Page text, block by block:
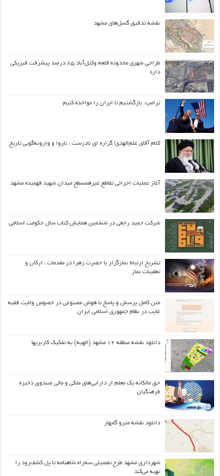
نقشه تدقیق گسل‌های مشهد
طراحی شهری محدوده قلعه وکیل‌آباد ۸۵ درصد پیشرفت فیزیکی
دارد
ترامپ: بازگشتیم تا ایران را مواخذه کنیم
کلام آقای علم‌الهدی! گزاره ای نادرست ، ناروا و وارونه‌گویی تاریخ
آغاز عملیات اجرائی تقاطع غیرهمسطح میدان شهید فهمیده مشهد
شرکت حمید رابعی در ششمین همایش کتاب سال حکومت اسلامی
تشریح ارتباط نمازگزار با حضرت زهرا در مقدمات ، ارکان و
تعقیبات نماز
متن کامل پرسش و پاسخ با هوش مصنوعی در خصوص ولایت فقیه
غایب در نظام جمهوری اسلامی ایران
دانلود نقشه منطقه ۱۲ مشهد (الهیه) به تفکیک کاربریها
حق مالکانه یک معلم از دارایی‌های ملکی و مالی صندوق ذخیره
فرهنگیان
دانلود نقشه مترو گلبهار
شهرداری مشهد طرح تفصیلی سه‌راه شاهنامه تا پل کشف‌رود را
تهیه می‌کند